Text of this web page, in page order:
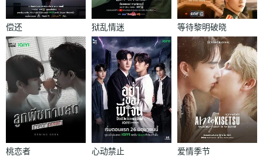
偿还 狱乱情迷
等待黎明破晓
时
桃恋者 心动禁止 爱情季节